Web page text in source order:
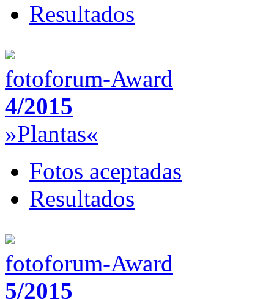
Resultados
fotoforum-Award
4/2015
»Plantas«
Fotos aceptadas
Resultados
fotoforum-Award
5/2015